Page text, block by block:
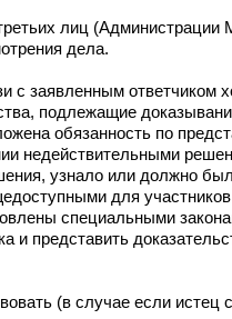
третьих лиц
дела.
с заявленным ответчиком
подлежащие
обязанность по
недействительными
узнало или должно
для
специальными
и представить
(в случае если истец